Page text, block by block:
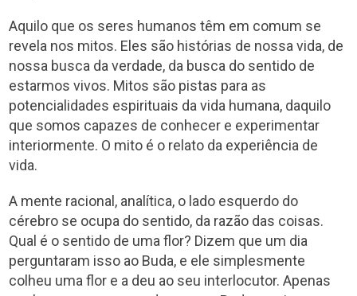
Aquilo que os seres humanos têm em comum se
revela nos mitos. Eles são histórias de nossa vida, de
nossa busca da verdade, da busca do sentido de
estarmos vivos. Mitos são pistas para as
potencialidades espirituais da vida humana, daquilo
que somos capazes de conhecer e experimentar
interiormente. O mito é o relato da experiência de
vida.
A mente racional, analítica, o lado esquerdo do
cérebro se ocupa do sentido, da razão das coisas.
Qual é o sentido de uma flor? Dizem que um dia
perguntaram isso ao Buda, e ele simplesmente
colheu uma flor e a deu ao seu interlocutor. Apenas